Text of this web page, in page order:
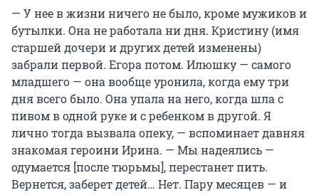
— У нее в жизни ничего не было, кроме мужиков и
бутылки. Она не работала ни дня. Кристину (имя
старшей дочери и других детей изменены)
забрали первой. Егора потом. Илюшку — самого
младшего — она вообще уронила, когда ему три
дня всего было. Она упала на него, когда шла с
пивом в одной руке и с ребенком в другой. Я
лично тогда вызвала опеку, — вспоминает давняя
знакомая героини Ирина. — Мы надеялись —
одумается [после тюрьмы], перестанет пить.
Вернется, заберет детей… Нет. Пару месяцев — и